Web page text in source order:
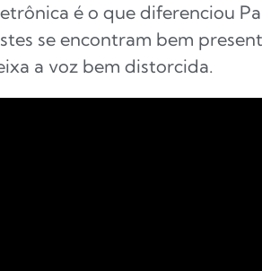
é o que diferenciou
se encontram bem
a voz bem distorcida.